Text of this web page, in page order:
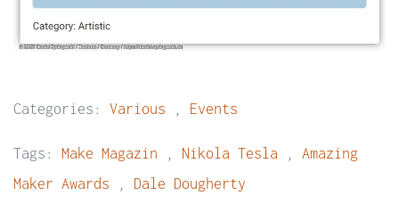
Categories: Various Events
Tags: Make Magazin Nikola Tesla
Amazing
Maker Awards
Dale Dougherty